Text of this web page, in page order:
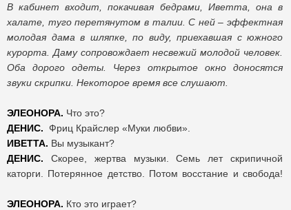
В кабинет входит, покачивая бедрами, Иветта, она в
халате, туго перетянутом в талии. С ней – эффектная
молодая дама в шляпке, по виду, приехавшая с южного
курорта. Даму сопровождает несвежий молодой человек.
Оба дорого одеты. Через открытое окно доносятся
звуки скрипки. Некоторое время все слушают.
ЭЛЕОНОРА. Что это?
ДЕНИС. Фриц Крайслер «Муки любви».
ИВЕТТА. Вы музыкант?
ДЕНИС. Скорее, жертва музыки. Семь лет скрипичной
каторги. Потерянное детство. Потом восстание и свобода!
ЭЛЕОНОРА. Кто это играет?